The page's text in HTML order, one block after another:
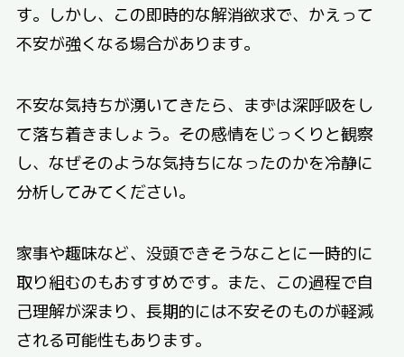
す。しかし、この即時的な解消欲求で、かえって
不安が強くなる場合があります。
不安な気持ちが湧いてきたら、まずは深呼吸をし
て落ち着きましょう。その感情をじっくりと観察
し、なぜそのような気持ちになったのかを冷静に
分析してみてください。
家事や趣味など、没頭できそうなことに一時的に
取り組むのもおすすめです。また、この過程で自
己理解が深まり、長期的には不安そのものが軽減
される可能性もあります。